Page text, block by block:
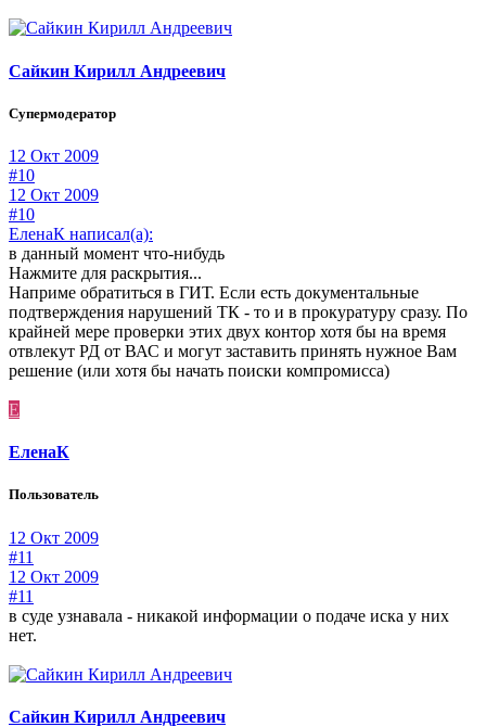
Сайкин Кирилл Андреевич
Супермодератор
12 Окт 2009
#10
12 Окт 2009
#10
ЕленаК написал(а):
в данный момент что-нибудь
Нажмите для раскрытия...
Наприме обратиться в ГИТ. Если есть документальные
подтверждения нарушений ТК - то и в прокуратуру сразу. По
крайней мере проверки этих двух контор хотя бы на время
отвлекут РД от ВАС и могут заставить принять нужное Вам
решение (или хотя бы начать поиски компромисса)
Е
ЕленаК
Пользователь
12 Окт 2009
#11
12 Окт 2009
#11
в суде узнавала - никакой информации о подаче иска у них
нет.
Сайкин Кирилл Андреевич